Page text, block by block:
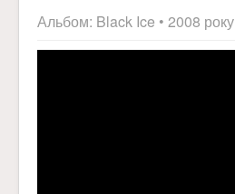
Альбом: Black Ice • 2008 року